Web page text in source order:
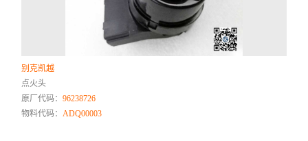
别克凯越
点火头
原厂代码：96238726
物料代码：ADQ00003